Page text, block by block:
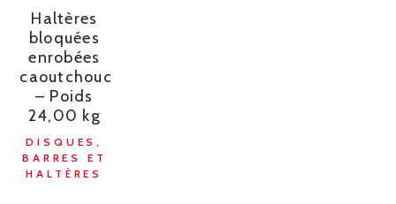
Haltères
bloquées
enrobées
caoutchouc
– Poids
24,00 kg
DISQUES,
BARRES ET
HALTÈRES